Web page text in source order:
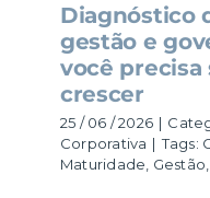
Diagnóstico
gestão e
você precisa
crescer
25 / 06 / 2026 |
Corporativa | Tags:
Maturidade Gestão